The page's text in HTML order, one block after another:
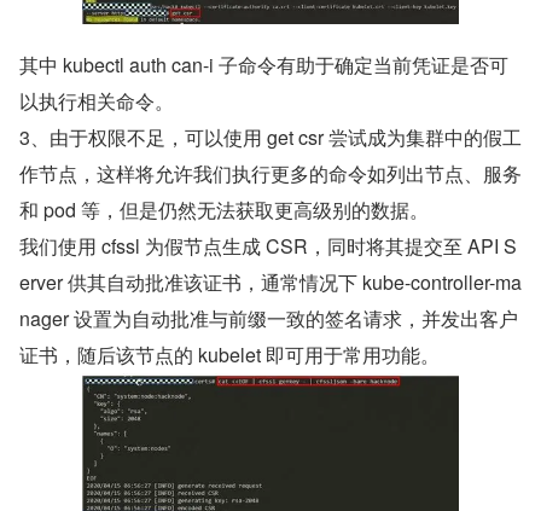
其中 kubectl auth can-i 子命令有助于确定当前凭证是否可
以执行相关命令。
3、由于权限不足，可以使用 get csr 尝试成为集群中的假工
作节点，这样将允许我们执行更多的命令如列出节点、服务
和 pod 等，但是仍然无法获取更高级别的数据。
我们使用 cfssl 为假节点生成 CSR，同时将其提交至 API S
erver 供其自动批准该证书，通常情况下 kube-controller-ma
nager 设置为自动批准与前缀一致的签名请求，并发出客户
证书，随后该节点的 kubelet 即可用于常用功能。